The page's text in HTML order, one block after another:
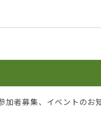
加者募集、イベントのお